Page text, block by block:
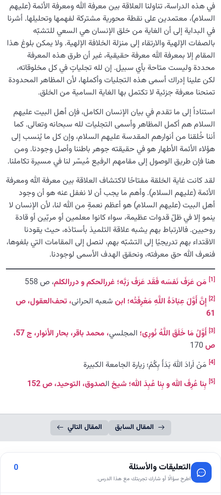
في هذه الدراسة، تناولنا العلاقة بين معرفة الله ومعرفة الأئمة (عليهم
السلام)، معتمدين على نقطة محورية مشتركة لفهمها وتحليلها. أشرنا
في البداية إلى أن الغاية من خلق الإنسان هي السعي للتشبّه
بالصفات الإلهية والارتقاء إلى منزلة الخلافة الإلهية. ولا يمكن بلوغ هذا
المقام إلا بمعرفة الله معرفة حقيقية، غير أن طرق هذه المعرفة
محددة وليست متاحة بأي سبيل. إن لله تجلياتٍ في كل مخلوقاته،
لكن علينا إدراك أسمى هذه التجليات وأكملها، لأن المظاهر المحدودة
تمنحنا معرفة جزئية لا تكتمل بها الغاية السامية من الخلق.
استناداً إلى ما تقدم في بيان الإنسان الكامل، فإن أهل البيت عليهم
السلام هم أكمل المظاهر وأسمى التجليات لله سبحانه وتعالى. كما
أننا خُلقنا من أنوارهم المقدسة عليهم السلام، وإن كل ما يُنسب إلى
هؤلاء الأئمة الأطهار هو في حقيقته جوهر باطننا وأصل وجودنا. ومن
هنا فإن طريق الوصول إلى مقامهم الرفيع مُيسّر لنا في مسيرة تكاملنا.
لقد كانت غاية الخلقة مفتاحًا لاكتشاف العلاقة بين معرفة الله ومعرفة
الأئمة (عليهم السلام). وأهم ما يجب أن لا نغفل عنه هو أن وجود
أهل البيت (عليهم السلام) هو أعظم نعمةٍ من الله لنا، لأن الإنسان لا
ينمو إلا في ظلّ قدوات عظيمة، سواء كانوا معلمين أو مربّين أو قادة
روحيين. فالارتباط بهم يشبه علاقة التلميذ بأستاذه، حيث يقودنا
الاقتداء بهم تدريجيًا إلى التشبّه بهم، لنصل إلى المقامات التي بلغوها،
فنعرف الله حق معرفته، ونحقق الهدف الأسمى لوجودنا.
[1] من عرف نفسهفقد عرف ربه؛ غررالحکمودررالکلم، ص 558
[2] إن أول عبادۀ الله معرفته؛ ابن شعبه الحرانی، تحفالعقول، ص
61
[3] أول ما خلق الله نوری؛ المجلسي، محمدباقر، بحار الأنوار، ج
ص
[4] مَنْ اَرادَ اللهَ بَدَأَ بِكُمْ؛ زیارة الجامعة الکبیرة
[5] بِنا عُرِفَ الله و بِنا عُبِدَ الله؛ شیخ الصدوق، التوحید، ص 152
المقال السابق المقال التالي
التعليقات والأسئلة
اطرح سؤالًا أو شارك تجربتك مع هذا الدرس.
0